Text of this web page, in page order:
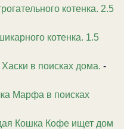
котенка. 2.5
котенка. 1.5
Хаски в поисках дома. -
Марфа в поисках
Кошка Кофе ищет дом